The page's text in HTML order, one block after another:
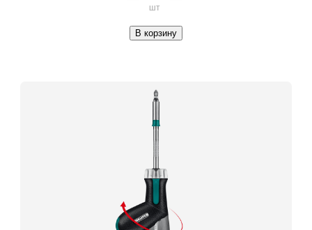
шт
В корзину